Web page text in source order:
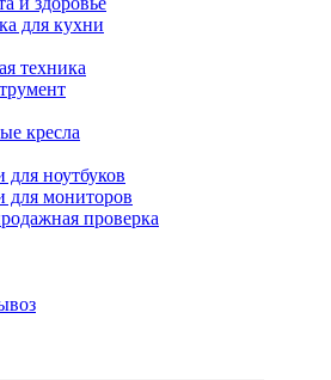
для кухни
техника
кресла
для ноутбуков
для мониторов
проверка